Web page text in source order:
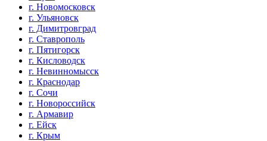
г. Новомосковск
г. Ульяновск
г. Димитровград
г. Ставрополь
г. Пятигорск
г. Кисловодск
г. Невинномысск
г. Краснодар
г. Сочи
г. Новороссийск
г. Армавир
г. Ейск
г. Крым